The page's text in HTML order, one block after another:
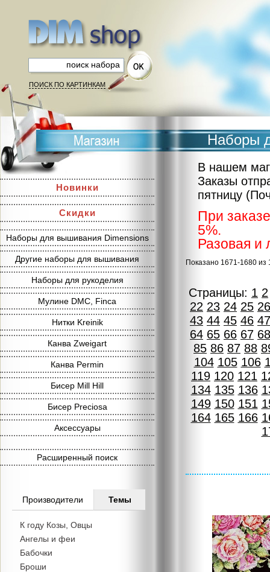
ПОИСК ПО КАРТИНКАМ
Новинки
Скидки
Наборы для вышивания Dimensions
Другие наборы для вышивания
Наборы для рукоделия
Мулине DMC, Finca
Нитки Kreinik
Канва Zweigart
Канва Permin
Бисер Mill Hill
Бисер Preciosa
Аксессуары
Расширенный поиск
Производители Темы
К году Козы, Овцы
Ангелы и феи
Бабочки
Броши
Наборы
В нашем
Заказы
пятницу
При
5%.
Разовая и
Показано 1671-1680 из
Страницы: 1 2
22 23 24 25 26
43 44 45 46 47
64 65 66 67 68
85 86 87 88
104 105 106
119 120 121
134 135 136
149 150 151
164 165 166